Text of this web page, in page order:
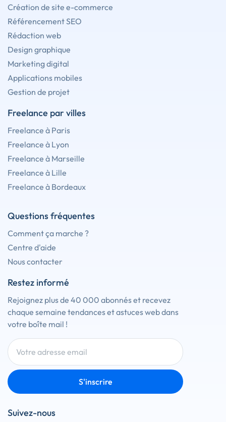
Création de site e-commerce
Référencement SEO
Rédaction web
Design graphique
Marketing digital
Applications mobiles
Gestion de projet
Freelance par villes
Freelance à Paris
Freelance à Lyon
Freelance à Marseille
Freelance à Lille
Freelance à Bordeaux
Questions fréquentes
Comment ça marche ?
Centre d'aide
Nous contacter
Restez informé
Rejoignez plus de 40 000 abonnés et recevez
chaque semaine tendances et astuces web dans
votre boîte mail !
S'inscrire
Suivez-nous